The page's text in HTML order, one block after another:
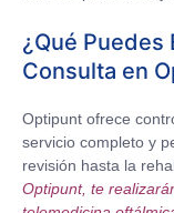
¿Qué Puedes
Consulta en
Optipunt ofrece
servicio completo y
revisión hasta la
Optipunt, te